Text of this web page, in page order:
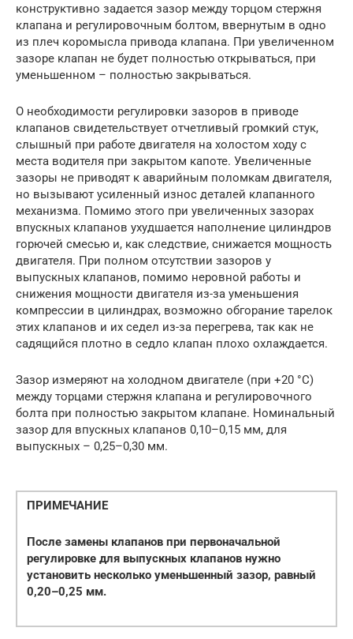
конструктивно задается зазор между торцом стержня
клапана и регулировочным болтом, ввернутым в одно
из плеч коромысла привода клапана. При увеличенном
зазоре клапан не будет полностью открываться, при
уменьшенном – полностью закрываться.
О необходимости регулировки зазоров в приводе
клапанов свидетельствует отчетливый громкий стук,
слышный при работе двигателя на холостом ходу с
места водителя при закрытом капоте. Увеличенные
зазоры не приводят к аварийным поломкам двигателя,
но вызывают усиленный износ деталей клапанного
механизма. Помимо этого при увеличенных зазорах
впускных клапанов ухудшается наполнение цилиндров
горючей смесью и, как следствие, снижается мощность
двигателя. При полном отсутствии зазоров у
выпускных клапанов, помимо неровной работы и
снижения мощности двигателя из-за уменьшения
компрессии в цилиндрах, возможно обгорание тарелок
этих клапанов и их седел из-за перегрева, так как не
садящийся плотно в седло клапан плохо охлаждается.
Зазор измеряют на холодном двигателе (при +20 °С)
между торцами стержня клапана и регулировочного
болта при полностью закрытом клапане. Номинальный
зазор для впускных клапанов 0,10–0,15 мм, для
выпускных – 0,25–0,30 мм.
ПРИМЕЧАНИЕ
После замены клапанов при первоначальной
регулировке для выпускных клапанов нужно
установить несколько уменьшенный зазор, равный
0,20–0,25 мм.